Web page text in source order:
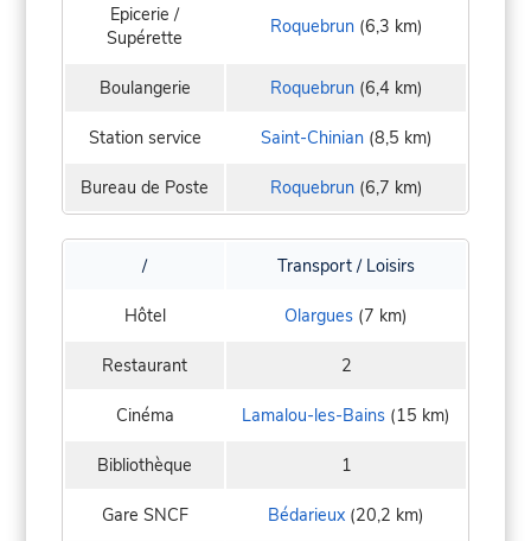
Epicerie /
Supérette
Roquebrun(6,3 km)
Boulangerie Roquebrun(6,4 km)
Station service Saint-Chinian(8,5 km)
Bureau de Poste Roquebrun(6,7 km)
/ Transport / Loisirs
Hôtel Olargues (7 km)
Restaurant 2
Cinéma Lamalou-les-Bains (15 km)
Bibliothèque 1
Gare SNCF Bédarieux (20,2 km)